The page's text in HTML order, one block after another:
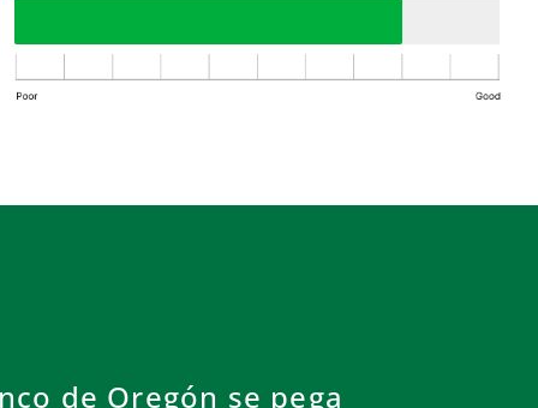
de Oregón se pega